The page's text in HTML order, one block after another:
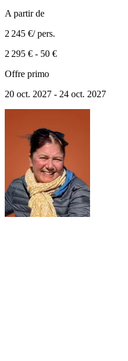
A partir de
2 245 €/ pers.
2 295 € - 50 €
Offre primo
20 oct. 2027 - 24 oct. 2027